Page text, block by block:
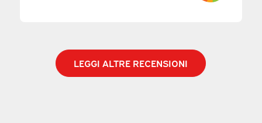
LEGGI ALTRE RECENSIONI